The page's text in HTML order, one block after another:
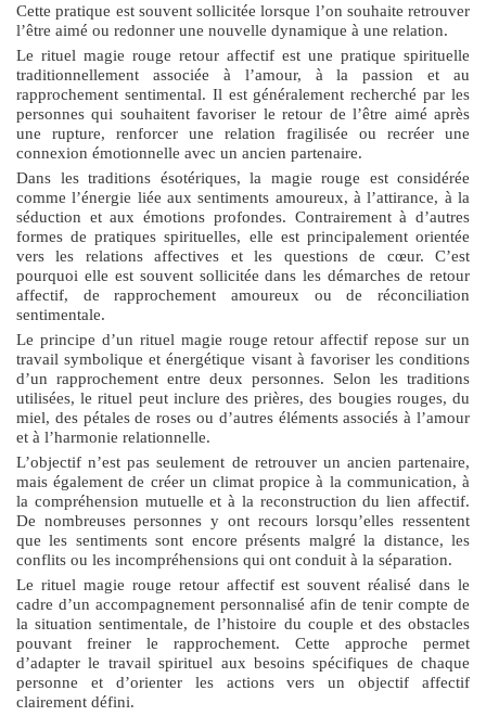
Cette pratique est souvent sollicitée lorsque l’on souhaite retrouver
l’être aimé ou redonner une nouvelle dynamique à une relation.
Le rituel magie rouge retour affectif est une pratique spirituelle
traditionnellement associée à l’amour, à la passion et au
rapprochement sentimental. Il est généralement recherché par les
personnes qui souhaitent favoriser le retour de l’être aimé après
une rupture, renforcer une relation fragilisée ou recréer une
connexion émotionnelle avec un ancien partenaire.
Dans les traditions ésotériques, la magie rouge est considérée
comme l’énergie liée aux sentiments amoureux, à l’attirance, à la
séduction et aux émotions profondes. Contrairement à d’autres
formes de pratiques spirituelles, elle est principalement orientée
vers les relations affectives et les questions de cœur. C’est
pourquoi elle est souvent sollicitée dans les démarches de retour
affectif, de rapprochement amoureux ou de réconciliation
sentimentale.
Le principe d’un rituel magie rouge retour affectif repose sur un
travail symbolique et énergétique visant à favoriser les conditions
d’un rapprochement entre deux personnes. Selon les traditions
utilisées, le rituel peut inclure des prières, des bougies rouges, du
miel, des pétales de roses ou d’autres éléments associés à l’amour
et à l’harmonie relationnelle.
L’objectif n’est pas seulement de retrouver un ancien partenaire,
mais également de créer un climat propice à la communication, à
la compréhension mutuelle et à la reconstruction du lien affectif.
De nombreuses personnes y ont recours lorsqu’elles ressentent
que les sentiments sont encore présents malgré la distance, les
conflits ou les incompréhensions qui ont conduit à la séparation.
Le rituel magie rouge retour affectifest souvent réalisé dans le
cadre d’un accompagnement personnalisé afin de tenir compte de
la situation sentimentale, de l’histoire du couple et des obstacles
pouvant freiner le rapprochement. Cette approche permet
d’adapter le travail spirituel aux besoins spécifiques de chaque
personne et d’orienter les actions vers un objectif affectif
clairement défini.